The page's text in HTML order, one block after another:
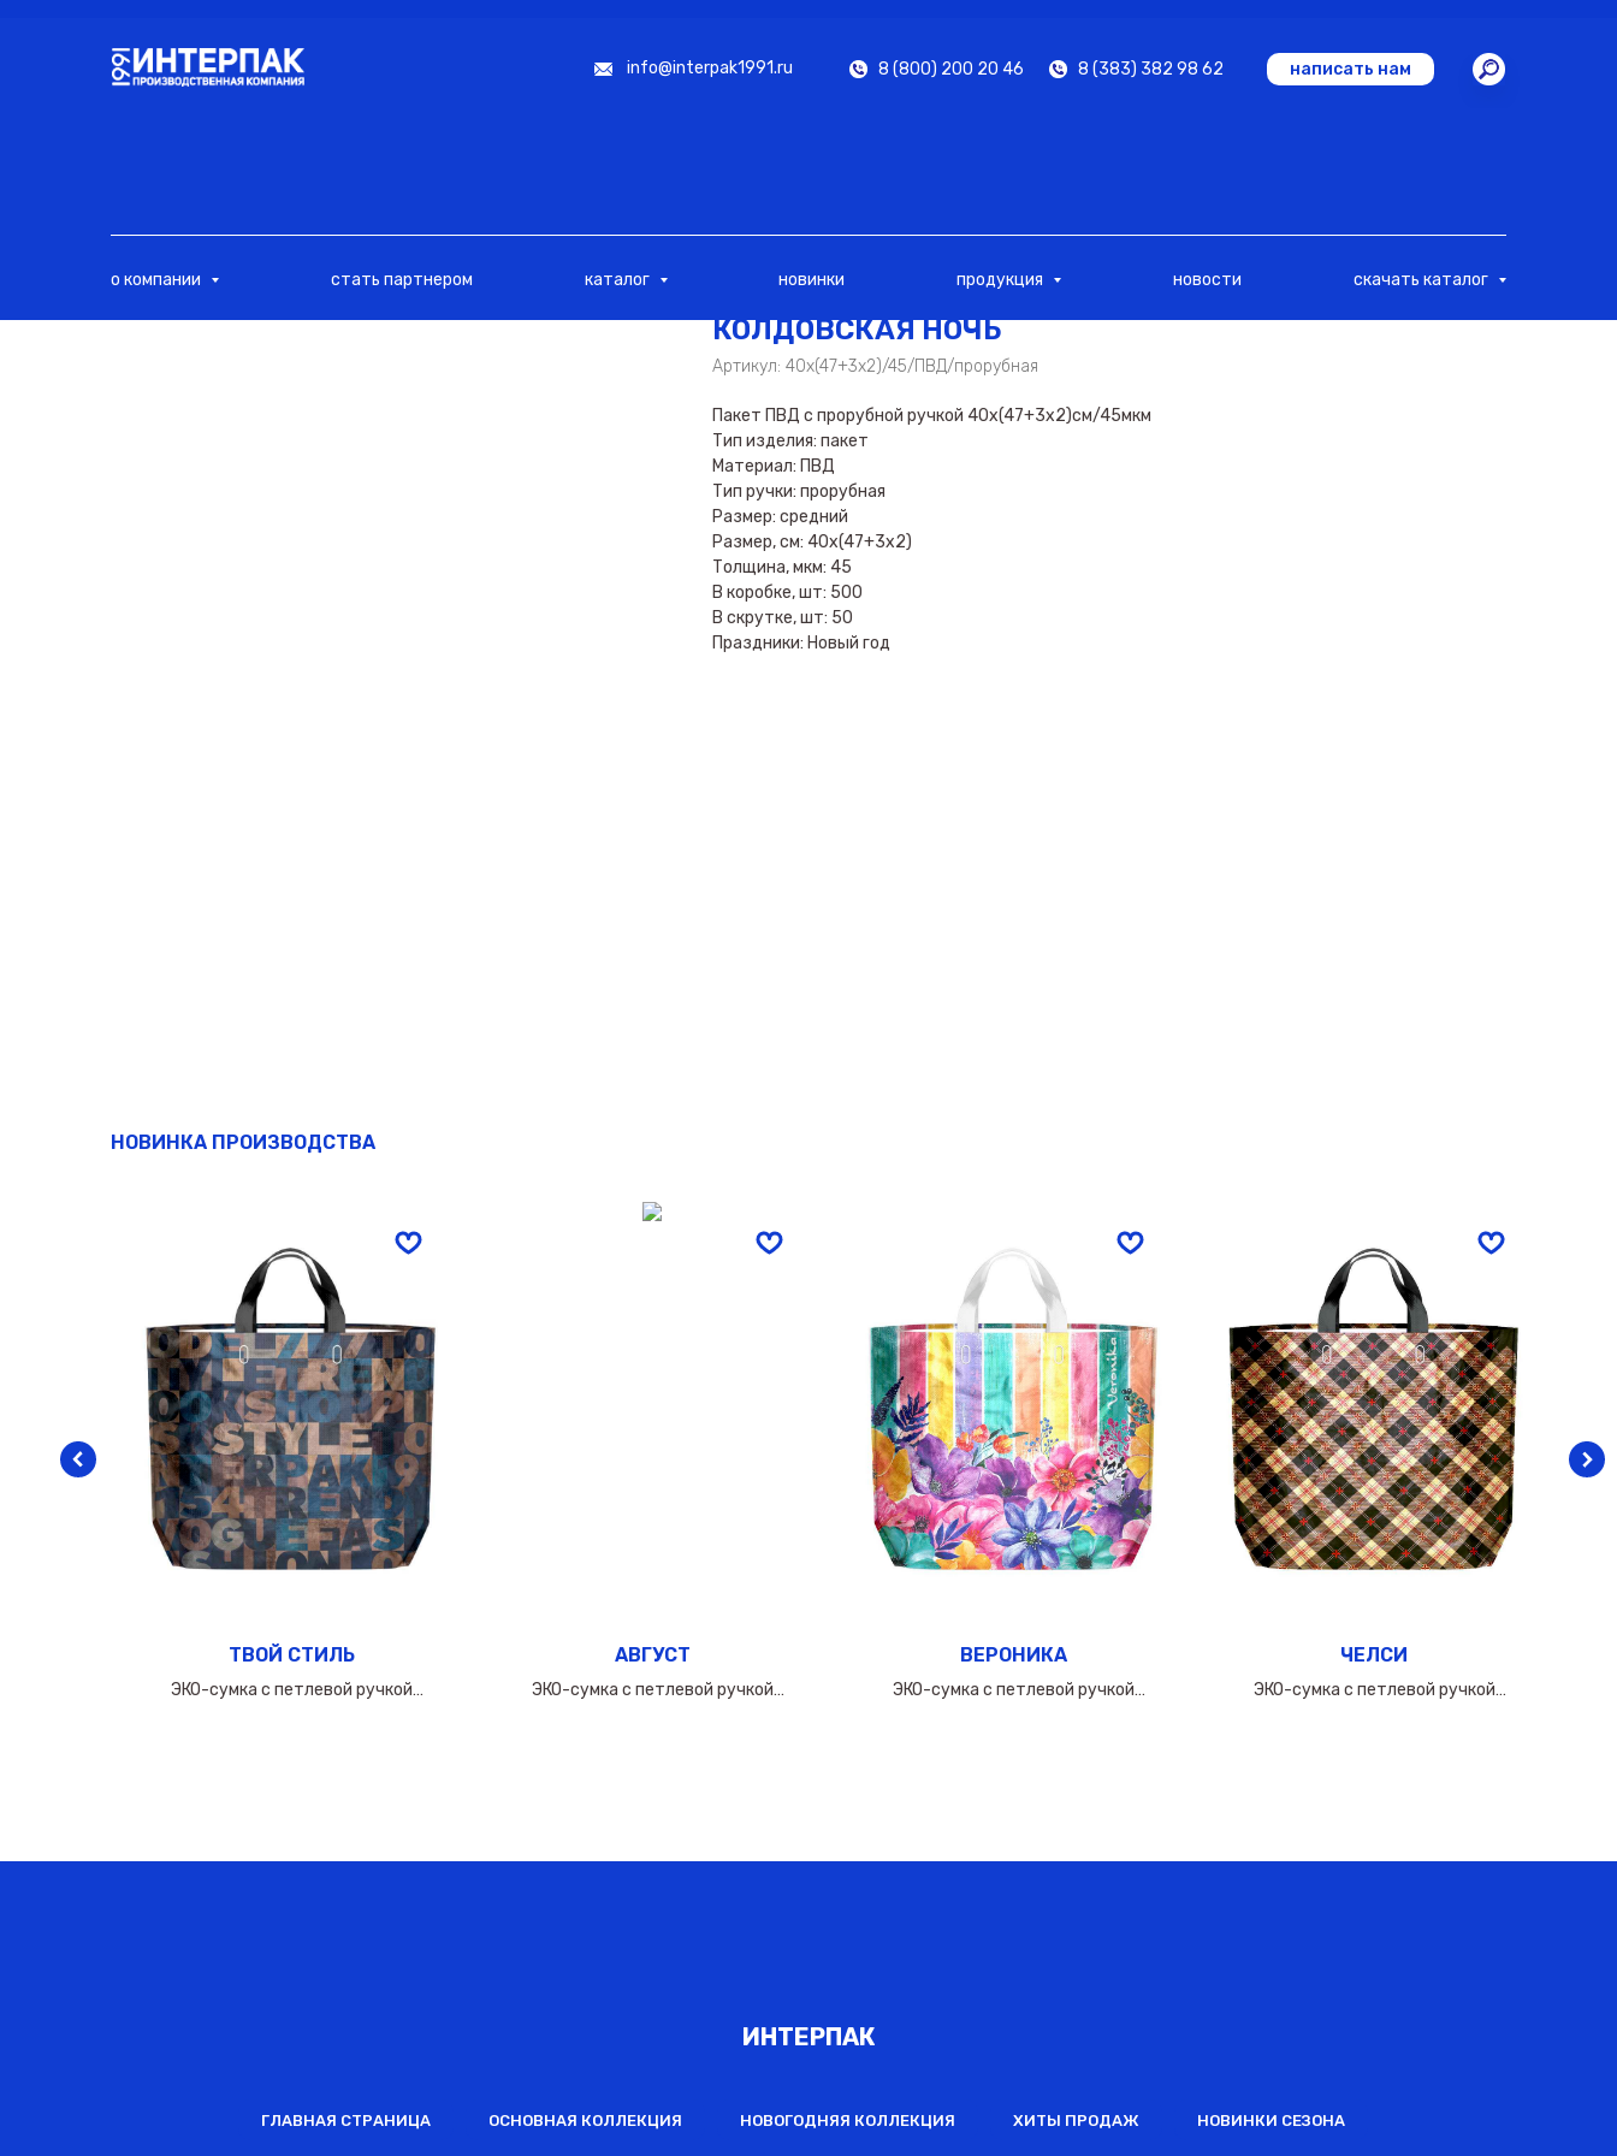
написать нам
info@interpak1991.ru 8 (800) 200 20 46 8 (383) 382 98 62
о компании стать партнером каталог новинки продукция новости скачать каталог
КОЛДОВСКАЯ НОЧЬ
Артикул: 40х(47+3х2)/45/ПВД/прорубная
Пакет ПВД с прорубной ручкой 40х(47+3х2)см/45мкм
Тип изделия: пакет
Материал: ПВД
Тип ручки: прорубная
Размер: средний
Размер, см: 40х(47+3х2)
Толщина, мкм: 45
В коробке, шт: 500
В скрутке, шт: 50
Праздники: Новый год
НОВИНКА ПРОИЗВОДСТВА
ТВОЙ СТИЛЬ
ЭКО-сумка с петлевой ручкой
АВГУСТ
ЭКО-сумка с петлевой ручкой
ВЕРОНИКА
ЭКО-сумка с петлевой ручкой
ЧЕЛСИ
ЭКО-сумка с петлевой ручкой
ИНТЕРПАК
ГЛАВНАЯ СТРАНИЦА ОСНОВНАЯ КОЛЛЕКЦИЯ НОВОГОДНЯЯ КОЛЛЕКЦИЯ ХИТЫ ПРОДАЖ НОВИНКИ СЕЗОНА